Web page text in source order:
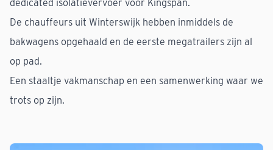
dedicated isolatievervoer voor Kingspan.
De chauffeurs uit Winterswijk hebben inmiddels de
bakwagens opgehaald en de eerste megatrailers zijn al
op pad.
Een staaltje vakmanschap en een samenwerking waar we
trots op zijn.